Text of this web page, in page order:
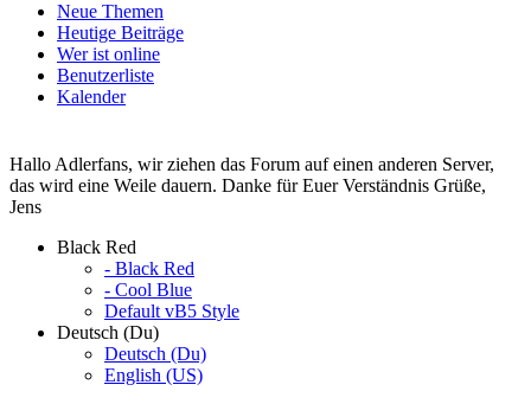
Neue Themen
Heutige Beiträge
Wer ist online
Benutzerliste
Kalender
Hallo Adlerfans, wir ziehen das Forum auf einen anderen Server,
das wird eine Weile dauern. Danke für Euer Verständnis Grüße,
Jens
Black Red
- Black Red
- Cool Blue
Default vB5 Style
Deutsch (Du)
Deutsch (Du)
English (US)